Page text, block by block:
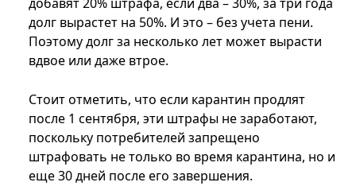
долг вырастет на 50%. И это – без учета пени.
Поэтому долг за несколько лет может вырасти
вдвое или даже втрое.
Стоит отметить, что если карантин продлят
после 1 сентября, эти штрафы не заработают,
поскольку потребителей запрещено
штрафовать не только во время карантина, но и
еще 30 дней после его завершения.